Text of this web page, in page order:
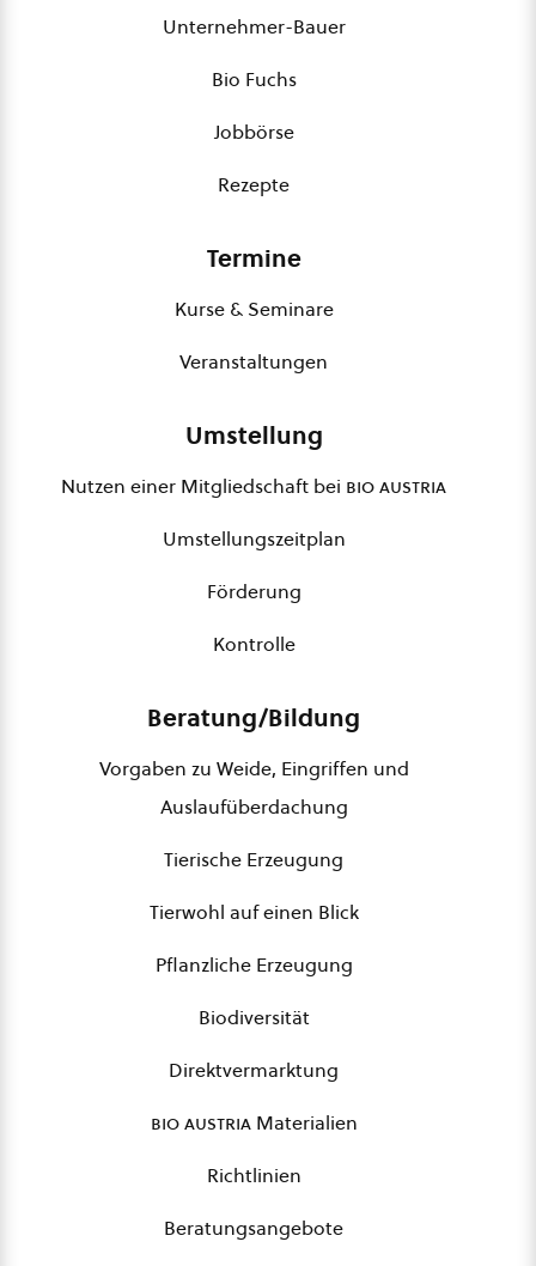
Unternehmer-Bauer
Bio Fuchs
Jobbörse
Rezepte
Termine
Kurse & Seminare
Veranstaltungen
Umstellung
Nutzen einer Mitgliedschaft bei bio austria
Umstellungszeitplan
Förderung
Kontrolle
Beratung/Bildung
Vorgaben zu Weide, Eingriffen und
Auslaufüberdachung
Tierische Erzeugung
Tierwohl auf einen Blick
Pflanzliche Erzeugung
Biodiversität
Direktvermarktung
bio austriaMaterialien
Richtlinien
Beratungsangebote